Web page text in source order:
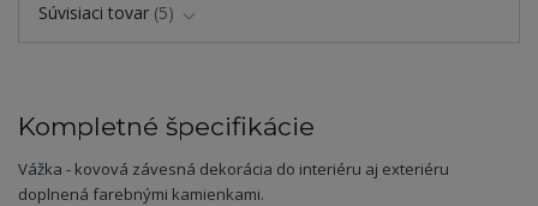
Súvisiaci tovar 5
Kompletné špecifikácie
Vážka - kovová závesná dekorácia do interiéru aj exteriéru
doplnená farebnými kamienkami.